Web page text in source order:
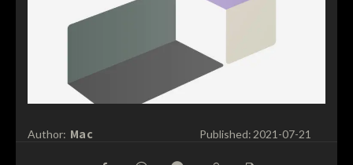
Author: Mac Published: 2021-07-21